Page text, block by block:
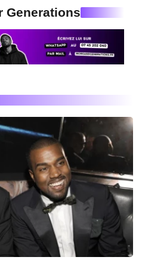
Generations